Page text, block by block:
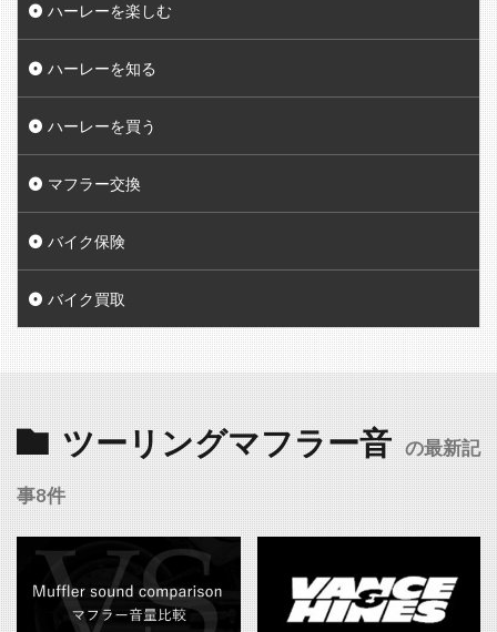
ハーレーを楽しむ
ハーレーを知る
ハーレーを買う
マフラー交換
バイク保険
バイク買取
ツーリングマフラー音 の最新記
事8件